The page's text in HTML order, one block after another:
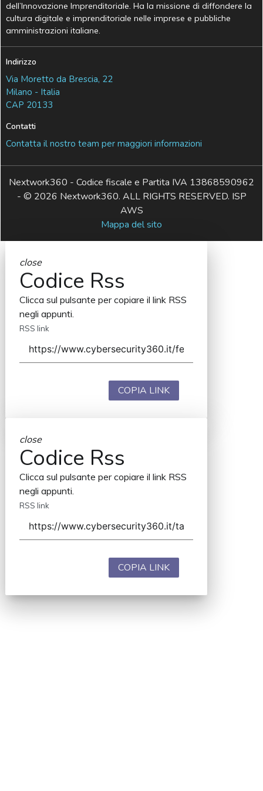
dell’Innovazione Imprenditoriale. Ha la missione di diffondere la
cultura digitale e imprenditoriale nelle imprese e pubbliche
amministrazioni italiane.
Indirizzo
Via Moretto da Brescia, 22
Milano - Italia
CAP 20133
Contatti
Contatta il nostro team per maggiori informazioni
Nextwork360 - Codice fiscale e Partita IVA 13868590962
- © 2026 Nextwork360. ALL RIGHTS RESERVED. ISP
AWS
Mappa del sito
close
Codice Rss
Clicca sul pulsante per copiare il link RSS
negli appunti.
RSS link
COPIA LINK
close
Codice Rss
Clicca sul pulsante per copiare il link RSS
negli appunti.
RSS link
COPIA LINK